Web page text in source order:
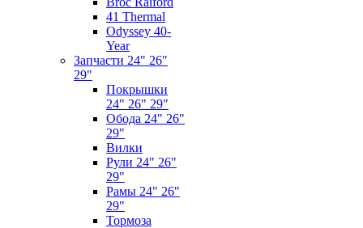
41 Thermal
Odyssey 40-
Year
Запчасти 24" 26"
29"
Покрышки
24" 26" 29"
Обода 24" 26"
29"
Вилки
Рули 24" 26"
29"
Рамы 24" 26"
29"
Тормоза